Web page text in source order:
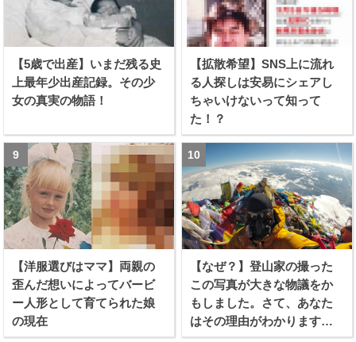
【5歳で出産】いまだ残る史
上最年少出産記録。その少
女の真実の物語！
【拡散希望】SNS上に流れ
る人探しは安易にシェアし
ちゃいけないって知って
た！？
【洋服選びはママ】両親の
歪んだ想いによってバービ
ー人形として育てられた娘
の現在
【なぜ？】登山家の撮った
この写真が大きな物議をか
もしました。さて、あなた
はその理由がわかります